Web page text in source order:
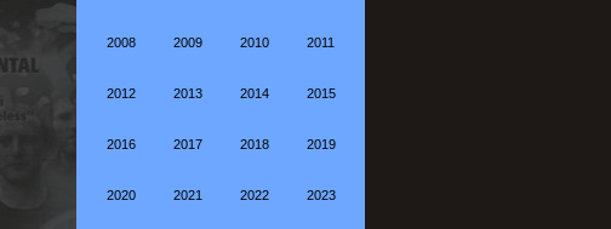
2008 2009 2010 2011
2012 2013 2014 2015
2016 2017 2018 2019
2020 2021 2022 2023